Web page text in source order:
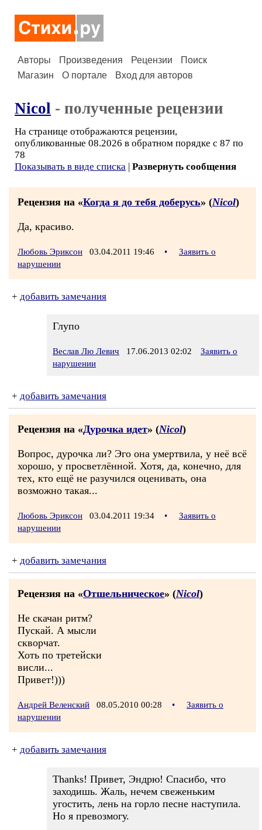
Авторы Произведения Рецензии
Поиск
Магазин
О портале Вход для авторов
Nicol - полученные рецензии
На странице отображаются рецензии,
опубликованные 08.2026 в обратном порядке с 87 по
78
Показывать в виде списка | Развернуть сообщения
Рецензия на «Когда я до тебя доберусь» (Nicol)
Да, красиво.
Любовь Эриксон 03.04.2011 19:46 •
Заявить о
нарушении
+ добавить замечания
Глупо
Веслав Лю Левич 17.06.2013 02:02
Заявить о
нарушении
+ добавить замечания
Рецензия на «Дурочка идет» (Nicol)
Вопрос, дурочка ли? Эго она умертвила, у неё всё
хорошо, у просветлённой. Хотя, да, конечно, для
тех, кто ещё не разучился оценивать, она
возможно такая...
Любовь Эриксон 03.04.2011 19:34 •
Заявить о
нарушении
+ добавить замечания
Рецензия на «Отшельническое» (Nicol)
Не скачан ритм?
Пускай. А мысли
скворчат.
Хоть по третейски
висли...
Привет!)))
Андрей Веленский 08.05.2010 00:28 •
Заявить о
нарушении
+ добавить замечания
Thanks! Привет, Эндрю! Спасибо, что
заходишь. Жаль, нечем свеженьким
угостить, лень на горло песне наступила.
Но я превозмогу.